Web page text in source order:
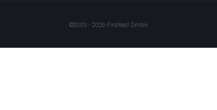
©2003 - 2026 Firstlead GmbH